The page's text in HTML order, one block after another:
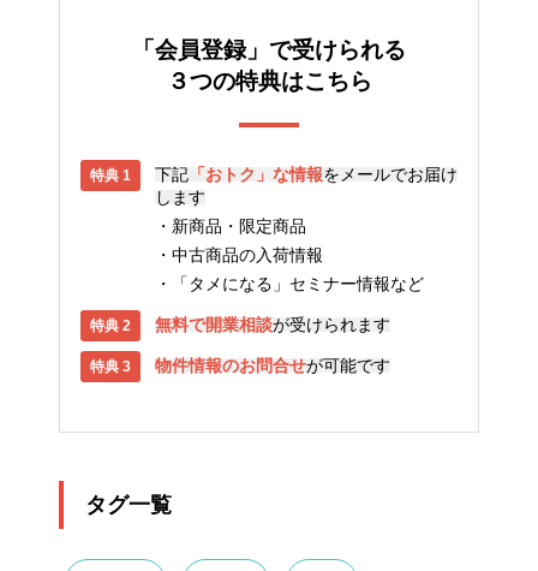
「会員登録」で受けられる
３つの特典はこちら
下記 「おトク」な情報をメールでお届け
します
新商品・限定商品
中古商品の入荷情報
「タメになる」セミナー情報など
無料で開業相談が受けられます
物件情報のお問合せが可能です
タグ一覧